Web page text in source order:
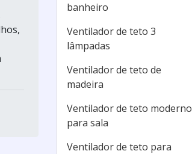
banheiro
Ventilador de teto 3
lâmpadas
Ventilador de teto de
madeira
Ventilador de teto moderno
para sala
Ventilador de teto para